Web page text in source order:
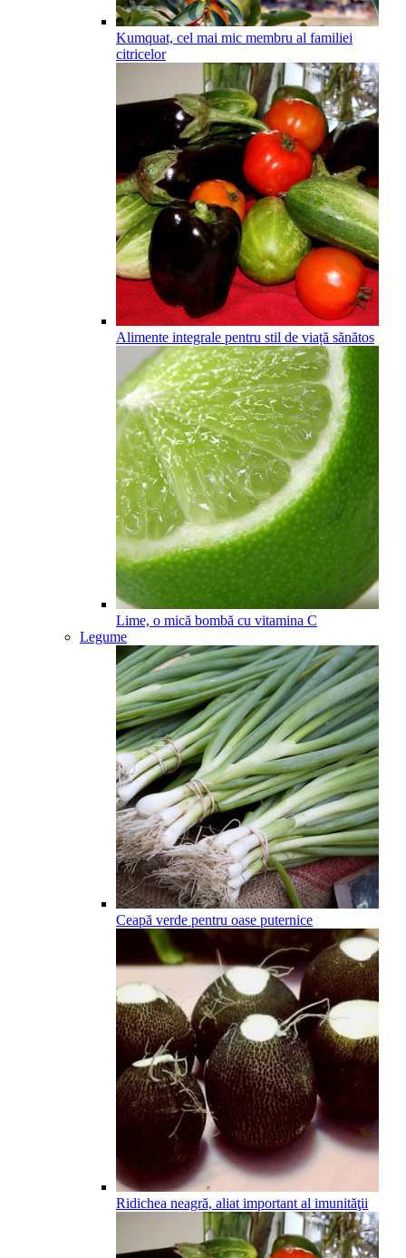
Kumquat, cel mai mic membru al familiei
citricelor
Alimente integrale pentru stil de viață sănătos
Lime, o mică bombă cu vitamina C
Legume
Ceapă verde pentru oase puternice
Ridichea neagră, aliat important al imunităţii